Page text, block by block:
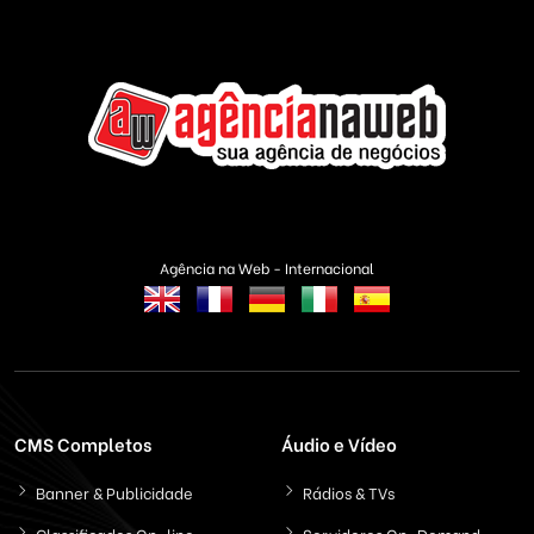
Agência na Web - Internacional
CMS Completos
Banner & Publicidade
Áudio e Vídeo
Rádios & TVs